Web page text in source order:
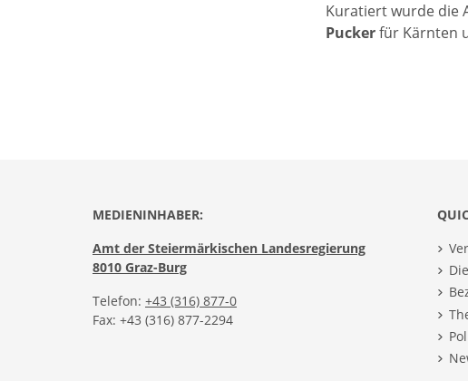
Kuratiert wurde die
Puckerfür Kärnten
MEDIENINHABER:
Amt der Steiermärkischen Landesregierung
8010 Graz-Burg
Telefon: +43 (316) 877-0
Fax: +43 (316) 877-2294